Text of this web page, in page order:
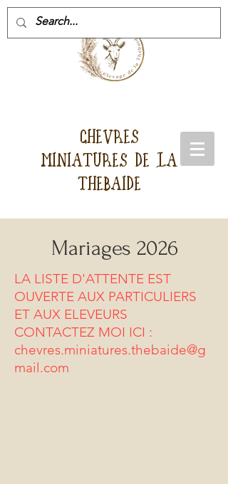
CHEVRES
MINIATURES DE LA
THEBAIDE
Mariages 2026
LA LISTE D'ATTENTE EST
OUVERTE AUX PARTICULIERS
ET AUX ELEVEURS
CONTACTEZ MOI ICI :
chevres.miniatures.thebaide@g
mail.com